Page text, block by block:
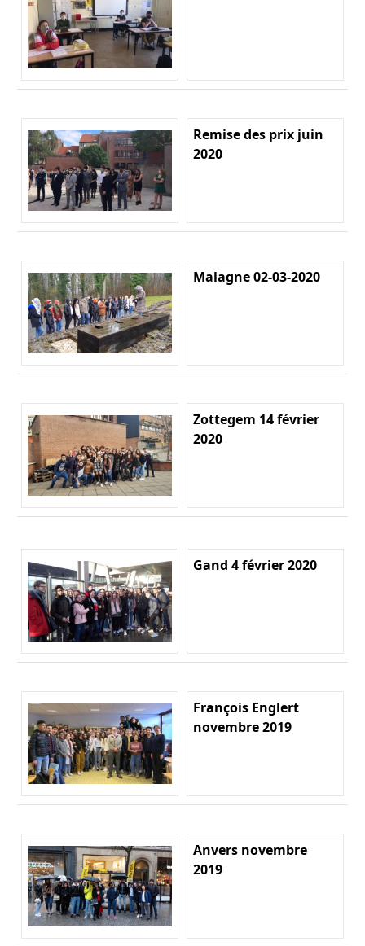
Remise des prix juin
2020
Malagne 02-03-2020
Zottegem 14 février
2020
Gand 4 février 2020
François Englert
novembre 2019
Anvers novembre
2019